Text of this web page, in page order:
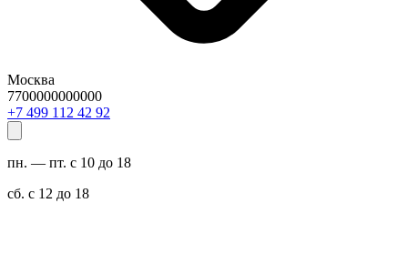
Москва
7700000000000
29 24 211 994 7+
пн. — пт. с 10 до 18
сб. с 12 до 18